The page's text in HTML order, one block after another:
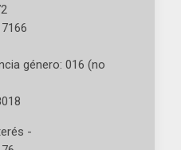
género: 016 (no
-